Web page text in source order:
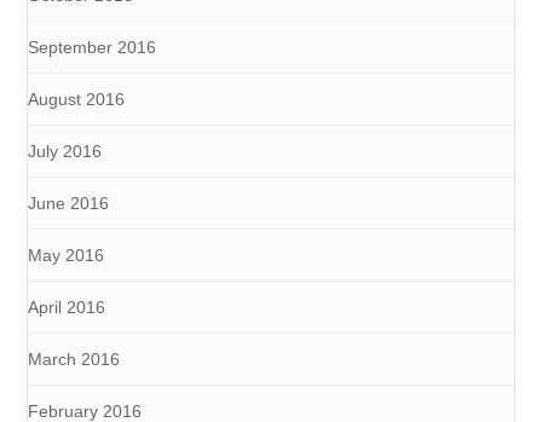
September 2016
August 2016
July 2016
June 2016
May 2016
April 2016
March 2016
February 2016